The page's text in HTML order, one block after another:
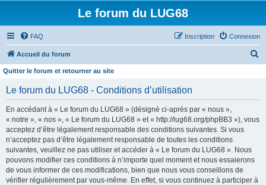
Le forum du LUG68
FAQ Connexion
Inscription
Accueil du forum
Quitter le forum et retourner au site
Le forum du LUG68 - Conditions d’utilisation
En accédant à « Le forum du LUG68 » (désigné ci-après par « nous »,
« notre », « nos », « Le forum du LUG68 » et « http://lug68.org/phpBB3 »), vous
acceptez d’être légalement responsable des conditions suivantes. Si vous
n’acceptez pas d’être légalement responsable de toutes les conditions
suivantes, veuillez ne pas utiliser et accéder à « Le forum du LUG68 ». Nous
pouvons modifier ces conditions à n’importe quel moment et nous essaierons
de vous informer de ces modifications, bien que nous vous conseillons de
vérifier régulièrement par vous-même. En effet, si vous continuez à participer à